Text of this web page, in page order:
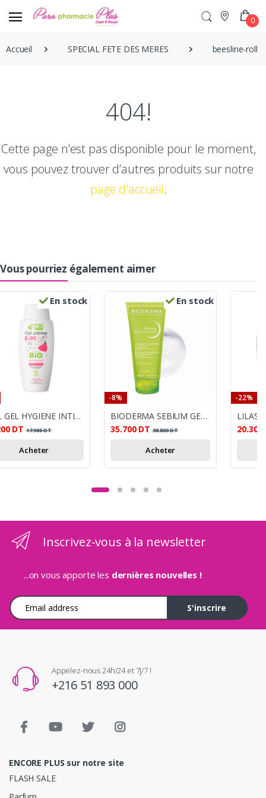
0
Accueil SPECIAL FETE DES MERES beesline-roll-
404!
Cette page n’est pas disponible pour le moment,
vous pouvez trouver d’autres produits sur notre
page d'accueil.
Vous pourriez également aimer
En stock
MKL GEL HYGIENE INTIME BIO KIDS 100ML
DT 17.900DT
Acheter
En stock
-8%
BIODERMA SEBIUM GEL MOUSSANT ACTIF TB 200ML
35.700 DT 38.800DT
Acheter
-22%
20.300
Inscrivez-vous à la newsletter
...on vous apporte les dernières nouvelles !
Adresse e-mail
S'inscrire
Appelez-nous 24h/24 et 7j/7 !
+216 51 893 000
ENCORE PLUS sur notre site
FLASH SALE